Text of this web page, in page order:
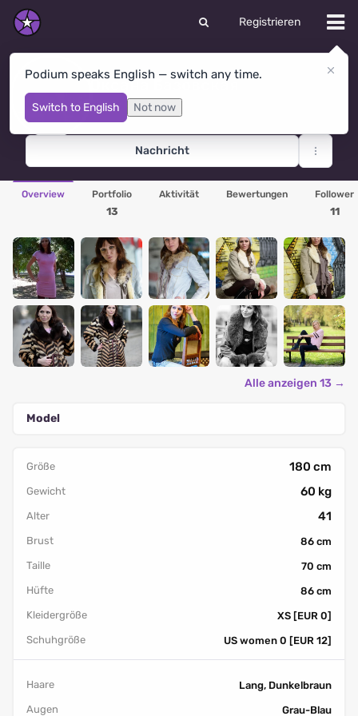
Registrieren
Podium speaks English — switch any time.
Switch to English Not now
Оксана Базовская
Rivne· Ukraine
Nachricht
Overview Portfolio
13
Aktivität Bewertungen Follower
11
Alle anzeigen 13 →
Model
Größe 180 cm
Gewicht 60 kg
Alter 41
Brust
86 cm
Taille
70 cm
Hüfte
86 cm
Kleidergröße
XS [EUR 0]
Schuhgröße
US women 0 [EUR 12]
Haare
Lang, Dunkelbraun
Augen
Grau-Blau